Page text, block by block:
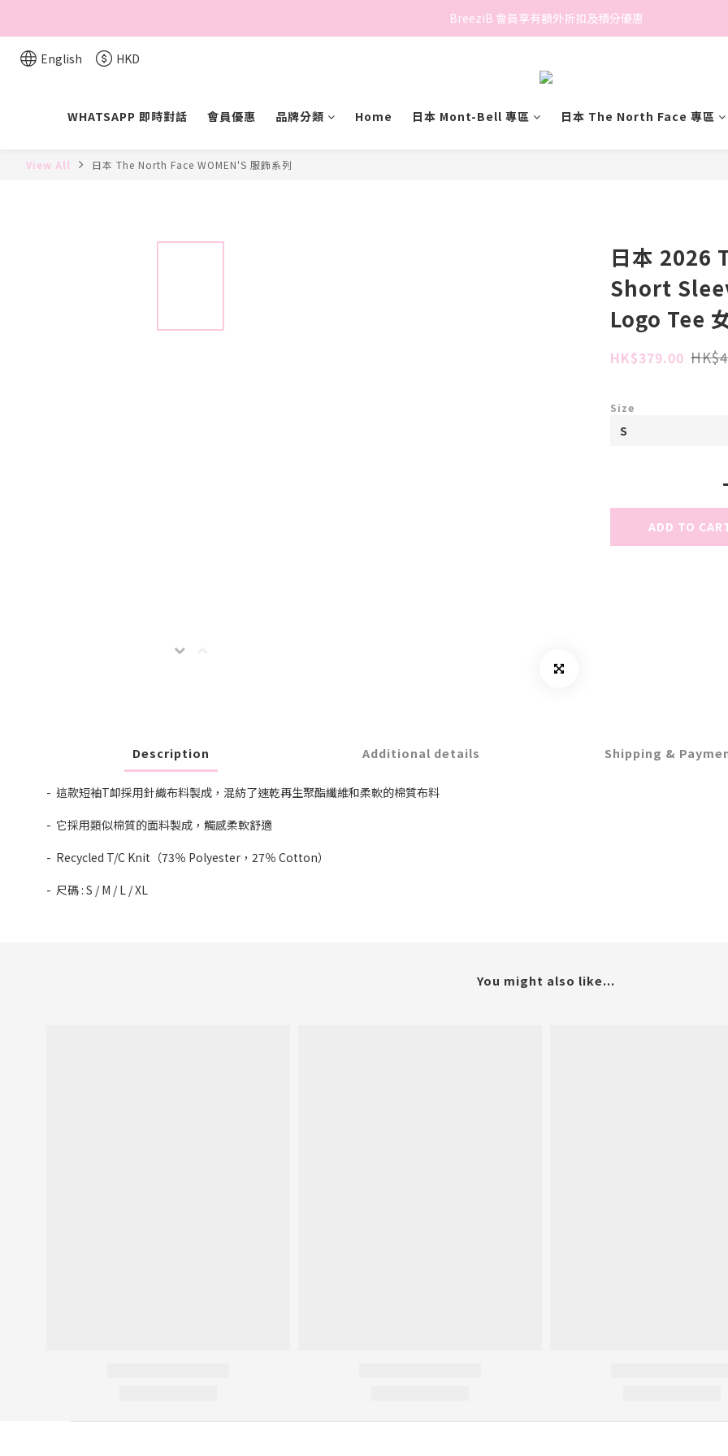
香港地區滿$500免費送貨 (離島區及偏遠地區除外)
BreeziB 會員享有額外折扣及積分優惠
English HKD
WHATSAPP 即時對話 會員優惠 品牌分類 Home 日本 Mont-Bell 專區 日本 The North Face 專區
View All 日本 The North Face WOMEN'S 服飾系列
日本 2026
Short
Logo Tee
HK$379.00
Size
ADD TO
Description Additional details Shipping &
- 這款短袖T卹採用針織布料製成，混紡了速乾再生聚酯纖維和柔軟的棉質布料
- 它採用類似棉質的面料製成，觸感柔軟舒適
- Recycled T/C Knit（73％ Polyester，27％ Cotton）
- 尺碼 : S / M / L / XL
You might also like...